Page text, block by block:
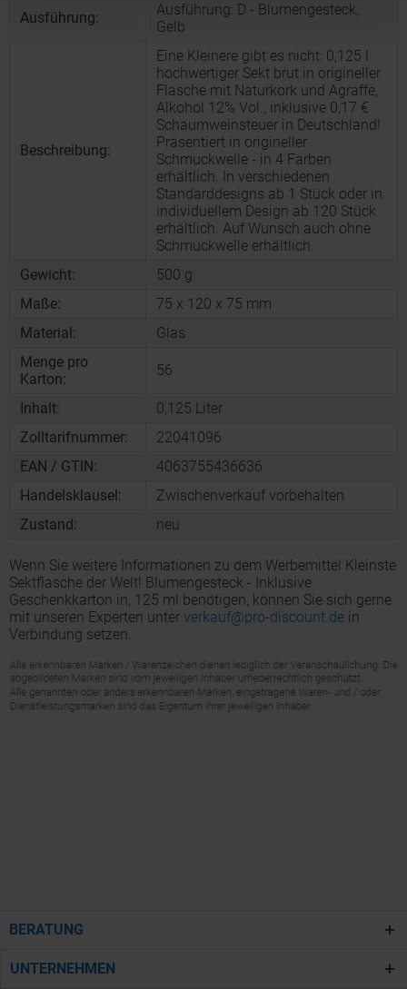
Ausführung:
Ausführung: D - Blumengesteck,
Gelb
Beschreibung:
Eine Kleinere gibt es nicht: 0,125 l
hochwertiger Sekt brut in origineller
Flasche mit Naturkork und Agraffe,
Alkohol 12% Vol., inklusive 0,17 €
Schaumweinsteuer in Deutschland!
Präsentiert in origineller
Schmuckwelle - in 4 Farben
erhältlich. In verschiedenen
Standarddesigns ab 1 Stück oder in
individuellem Design ab 120 Stück
erhältlich. Auf Wunsch auch ohne
Schmuckwelle erhältlich.
Gewicht:
500 g
Maße:
75 x 120 x 75 mm
Material:
Glas
Menge pro
Karton:
56
Inhalt:
0,125 Liter
Zolltarifnummer:
22041096
EAN / GTIN:
4063755436636
Handelsklausel:
Zwischenverkauf vorbehalten
Zustand:
neu
Wenn Sie weitere Informationen zu dem Werbemittel Kleinste
Sektflasche der Welt! Blumengesteck - Inklusive
Geschenkkarton in, 125 ml benötigen, können Sie sich gerne
mit unseren Experten unter verkauf@pro-discount.de in
Verbindung setzen.
BERATUNG
UNTERNEHMEN